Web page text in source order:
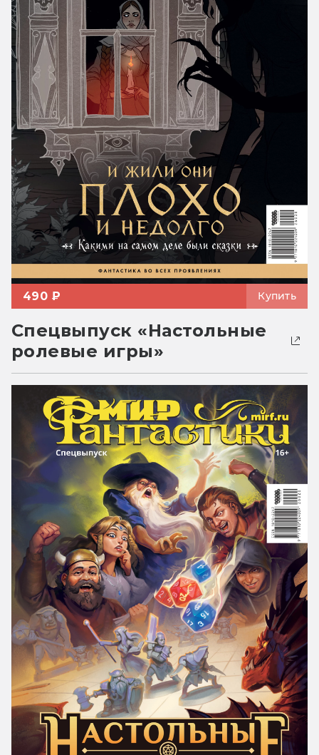
490 ₽ Купить
Спецвыпуск «Настольные
ролевые игры»